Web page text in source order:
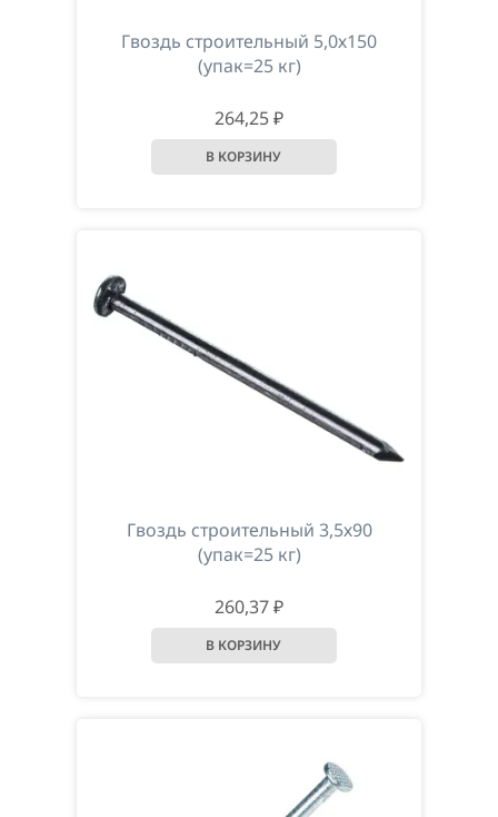
Гвоздь строительный 5,0х150
(упак=25 кг)
264,25 ₽
Гвоздь строительный 3,5х90
(упак=25 кг)
260,37 ₽